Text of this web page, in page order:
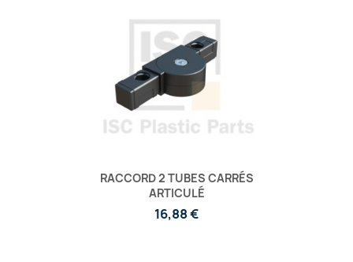
RACCORD 2 TUBES CARRÉS
ARTICULÉ
16,88 €